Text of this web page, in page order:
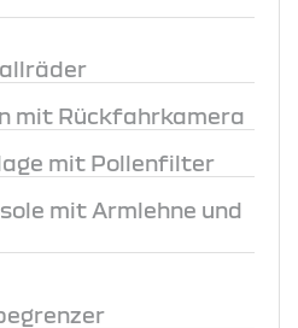
mit Rückfahrkamera
mit Pollenfilter
mit Armlehne und